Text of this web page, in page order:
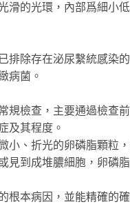
滑的光環，內部爲細小
除存在泌尿繫統感染
病菌。
檢查，主要通過檢查
及其程度。
、折光的卵磷脂顆粒
見到成堆膿細胞，卵磷
本病因，並能精確的